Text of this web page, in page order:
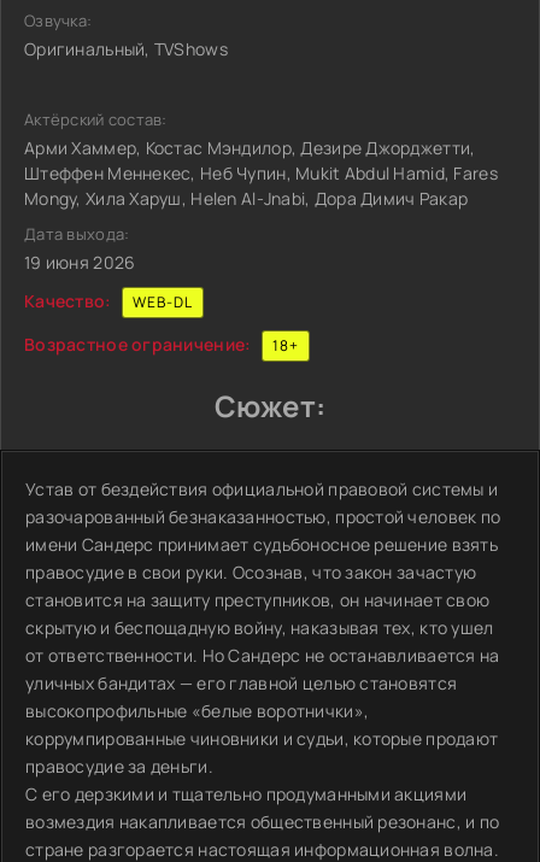
Озвучка:
Оригинальный, TVShows
Актёрский состав:
Арми Хаммер, Костас Мэндилор, Дезире Джорджетти,
Штеффен Меннекес, Неб Чупин, Mukit Abdul Hamid, Fares
Mongy, Хила Харуш, Helen Al-Jnabi, Дора Димич Ракар
Дата выхода:
19 июня 2026
Качество:
WEB-DL
Возрастное ограничение: 18+
Сюжет:
Устав от бездействия официальной правовой системы и
разочарованный безнаказанностью, простой человек по
имени Сандерс принимает судьбоносное решение взять
правосудие в свои руки. Осознав, что закон зачастую
становится на защиту преступников, он начинает свою
скрытую и беспощадную войну, наказывая тех, кто ушел
от ответственности. Но Сандерс не останавливается на
уличных бандитах — его главной целью становятся
высокопрофильные «белые воротнички»,
коррумпированные чиновники и судьи, которые продают
правосудие за деньги.
С его дерзкими и тщательно продуманными акциями
возмездия накапливается общественный резонанс, и по
стране разгорается настоящая информационная волна.